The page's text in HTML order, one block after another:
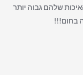
ב 65 שח ליחידה והאיכות שלהם גבוה יותר
בחום!!!